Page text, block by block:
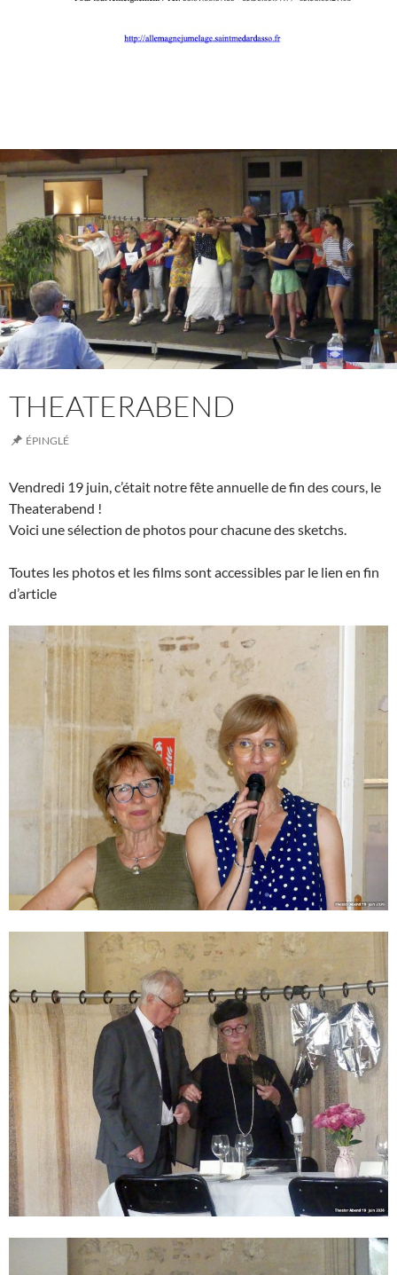
THEATERABEND
ÉPINGLÉ
Vendredi 19 juin, c’était notre fête annuelle de fin des cours, le
Theaterabend !
Voici une sélection de photos pour chacune des sketchs.
Toutes les photos et les films sont accessibles par le lien en fin
d’article